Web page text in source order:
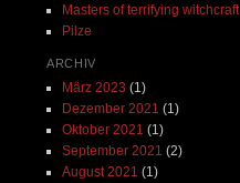
Masters of terrifying witchcraft
Pilze
ARCHIV
März 2023 (1)
Dezember 2021 (1)
Oktober 2021 (1)
September 2021 (2)
August 2021 (1)